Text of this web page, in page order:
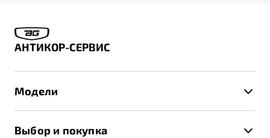
АНТИКОР-СЕРВИС
Модели
Выбор и покупка